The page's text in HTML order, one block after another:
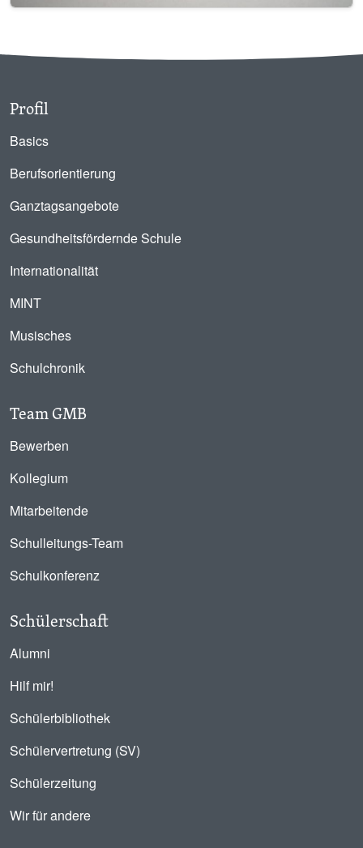
Profil
Basics
Berufsorientierung
Ganztagsangebote
Gesundheitsfördernde Schule
Internationalität
MINT
Musisches
Schulchronik
Team GMB
Bewerben
Kollegium
Mitarbeitende
Schulleitungs-Team
Schulkonferenz
Schülerschaft
Alumni
Hilf mir!
Schülerbibliothek
Schülervertretung (SV)
Schülerzeitung
Wir für andere